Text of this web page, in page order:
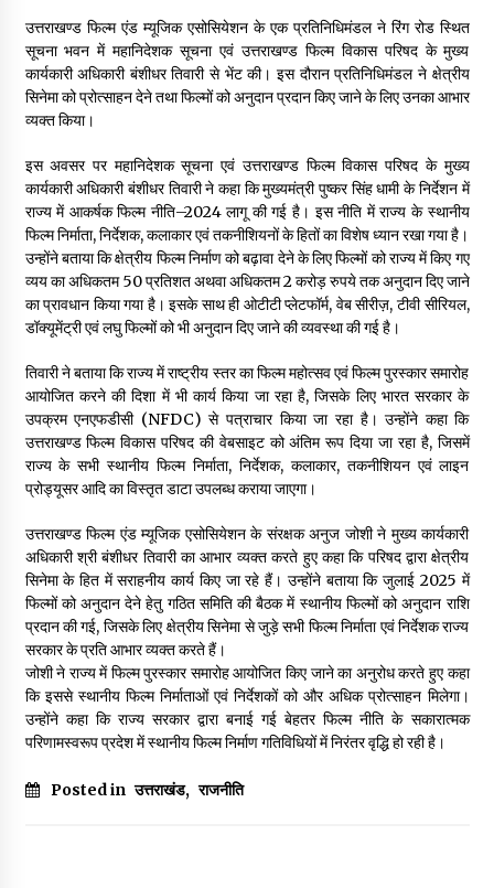
Thought Of The Day 11 May
May 11, 2022
Thought Of The Day 10 May
May 10, 2022
Thought Of The Day 9 May
May 9, 2022
उत्तराखण्ड फिल्म एंड म्यूजिक एसोसियेशन के एक प्रतिनिधिमंडल ने रिंग रोड स्थित
सूचना भवन में महानिदेशक सूचना एवं उत्तराखण्ड फिल्म विकास परिषद के मुख्य
कार्यकारी अधिकारी बंशीधर तिवारी से भेंट की। इस दौरान प्रतिनिधिमंडल ने क्षेत्रीय
सिनेमा को प्रोत्साहन देने तथा फिल्मों को अनुदान प्रदान किए जाने के लिए उनका आभार
व्यक्त किया।
इस अवसर पर महानिदेशक सूचना एवं उत्तराखण्ड फिल्म विकास परिषद के मुख्य
कार्यकारी अधिकारी बंशीधर तिवारी ने कहा कि मुख्यमंत्री पुष्कर सिंह धामी के निर्देशन में
राज्य में आकर्षक फिल्म नीति–2024 लागू की गई है। इस नीति में राज्य के स्थानीय
फिल्म निर्माता, निर्देशक, कलाकार एवं तकनीशियनों के हितों का विशेष ध्यान रखा गया है।
उन्होंने बताया कि क्षेत्रीय फिल्म निर्माण को बढ़ावा देने के लिए फिल्मों को राज्य में किए गए
व्यय का अधिकतम 50 प्रतिशत अथवा अधिकतम 2 करोड़ रुपये तक अनुदान दिए जाने
का प्रावधान किया गया है। इसके साथ ही ओटीटी प्लेटफॉर्म, वेब सीरीज़, टीवी सीरियल,
डॉक्यूमेंट्री एवं लघु फिल्मों को भी अनुदान दिए जाने की व्यवस्था की गई है।
तिवारी ने बताया कि राज्य में राष्ट्रीय स्तर का फिल्म महोत्सव एवं फिल्म पुरस्कार समारोह
आयोजित करने की दिशा में भी कार्य किया जा रहा है, जिसके लिए भारत सरकार के
उपक्रम एनएफडीसी (NFDC) से पत्राचार किया जा रहा है। उन्होंने कहा कि
उत्तराखण्ड फिल्म विकास परिषद की वेबसाइट को अंतिम रूप दिया जा रहा है, जिसमें
राज्य के सभी स्थानीय फिल्म निर्माता, निर्देशक, कलाकार, तकनीशियन एवं लाइन
प्रोड्यूसर आदि का विस्तृत डाटा उपलब्ध कराया जाएगा।
उत्तराखण्ड फिल्म एंड म्यूजिक एसोसियेशन के संरक्षक अनुज जोशी ने मुख्य कार्यकारी
अधिकारी श्री बंशीधर तिवारी का आभार व्यक्त करते हुए कहा कि परिषद द्वारा क्षेत्रीय
सिनेमा के हित में सराहनीय कार्य किए जा रहे हैं। उन्होंने बताया कि जुलाई 2025 में
फिल्मों को अनुदान देने हेतु गठित समिति की बैठक में स्थानीय फिल्मों को अनुदान राशि
प्रदान की गई, जिसके लिए क्षेत्रीय सिनेमा से जुड़े सभी फिल्म निर्माता एवं निर्देशक राज्य
सरकार के प्रति आभार व्यक्त करते हैं।
जोशी ने राज्य में फिल्म पुरस्कार समारोह आयोजित किए जाने का अनुरोध करते हुए कहा
कि इससे स्थानीय फिल्म निर्माताओं एवं निर्देशकों को और अधिक प्रोत्साहन मिलेगा।
उन्होंने कहा कि राज्य सरकार द्वारा बनाई गई बेहतर फिल्म नीति के सकारात्मक
परिणामस्वरूप प्रदेश में स्थानीय फिल्म निर्माण गतिविधियों में निरंतर वृद्धि हो रही है।
Posted in उत्तराखंड, राजनीति